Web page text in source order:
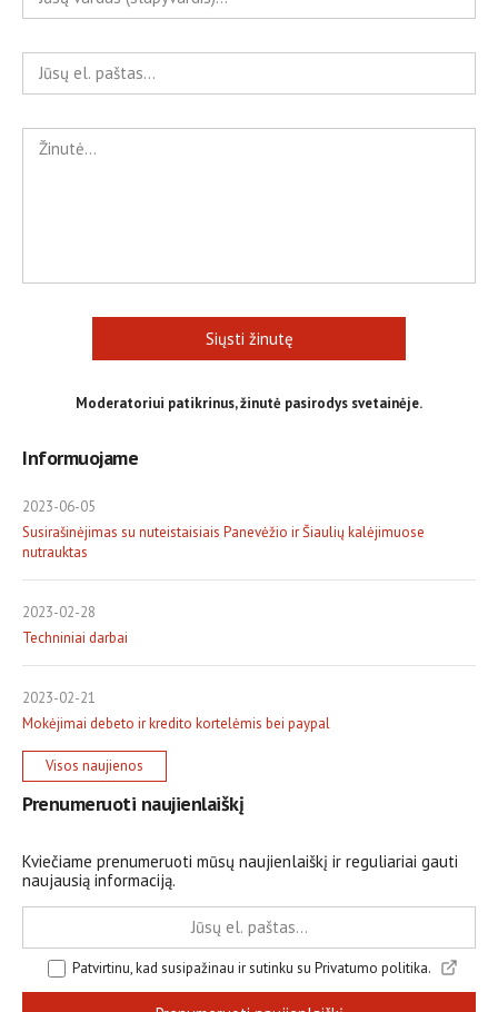
Siųsti žinutę
Moderatoriui patikrinus, žinutė pasirodys svetainėje.
Informuojame
2023-06-05
Susirašinėjimas su nuteistaisiais Panevėžio ir Šiaulių kalėjimuose
nutrauktas
2023-02-28
Techniniai darbai
2023-02-21
Mokėjimai debeto ir kredito kortelėmis bei paypal
Visos naujienos
Prenumeruoti naujienlaiškį
Kviečiame prenumeruoti mūsų naujienlaiškį ir reguliariai gauti
naujausią informaciją.
Patvirtinu, kad susipažinau ir sutinku su Privatumo politika.